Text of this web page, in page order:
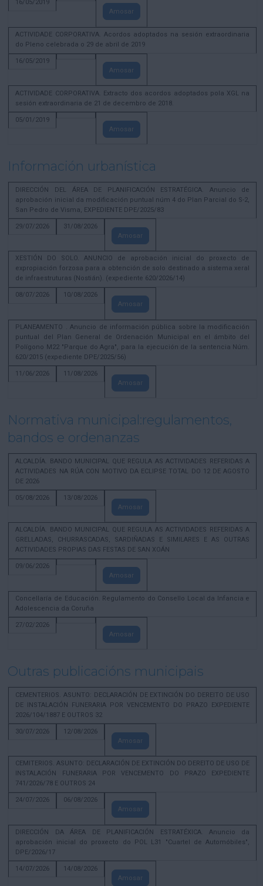
16/05/2019
Amosar
ACTIVIDADE CORPORATIVA. Acordos adoptados na sesión extraordinaria
do Pleno celebrada o 29 de abril de 2019
16/05/2019
Amosar
ACTIVIDADE CORPORATIVA. Extracto dos acordos adoptados pola XGL na
sesión extraordinaria de 21 de decembro de 2018.
05/01/2019
Amosar
Información urbanística
DIRECCIÓN DEL ÁREA DE PLANIFICACIÓN ESTRATÉGICA. Anuncio de
aprobación inicial da modificación puntual núm 4 do Plan Parcial do S-2,
San Pedro de Visma, EXPEDIENTE DPE/2025/83
29/07/2026
31/08/2026
Amosar
XESTIÓN DO SOLO. ANUNCIO de aprobación inicial do proxecto de
expropiación forzosa para a obtención de solo destinado a sistema xeral
de infraestruturas (Nostián). (expediente 620/2026/14)
08/07/2026
10/08/2026
Amosar
PLANEAMENTO . Anuncio de información pública sobre la modificación
puntual del Plan General de Ordenación Municipal en el ámbito del
Polígono M22 "Parque do Agra", para la ejecución de la sentencia Núm.
620/2015 (expediente DPE/2025/56)
11/06/2026
11/08/2026
Amosar
Normativa municipal:regulamentos,
bandos e ordenanzas
ALCALDÍA. BANDO MUNICIPAL QUE REGULA AS ACTIVIDADES REFERIDAS A
ACTIVIDADES NA RÚA CON MOTIVO DA ECLIPSE TOTAL DO 12 DE AGOSTO
DE 2026
05/08/2026
13/08/2026
Amosar
ALCALDÍA. BANDO MUNICIPAL QUE REGULA AS ACTIVIDADES REFERIDAS A
GRELLADAS, CHURRASCADAS, SARDIÑADAS E SIMILARES E AS OUTRAS
ACTIVIDADES PROPIAS DAS FESTAS DE SAN XOÁN
09/06/2026
Amosar
Concellaría de Educación. Regulamento do Consello Local da Infancia e
Adolescencia da Coruña
27/02/2026
Amosar
Outras publicacións municipais
CEMENTERIOS. ASUNTO: DECLARACIÓN DE EXTINCIÓN DO DEREITO DE USO
DE INSTALACIÓN FUNERARIA POR VENCEMENTO DO PRAZO EXPEDIENTE
2026/104/1887 E OUTROS 32
30/07/2026
12/08/2026
Amosar
CEMITERIOS. ASUNTO: DECLARACIÓN DE EXTINCIÓN DO DEREITO DE USO DE
INSTALACIÓN FUNERARIA POR VENCEMENTO DO PRAZO EXPEDIENTE
741/2026/78 E OUTROS 24
24/07/2026
06/08/2026
Amosar
DIRECCIÓN DA ÁREA DE PLANIFICACIÓN ESTRATÉXICA. Anuncio da
aprobación inicial do proxecto do POL L31 "Cuartel de Automóbiles",
DPE/2026/17
14/07/2026
14/08/2026
Amosar